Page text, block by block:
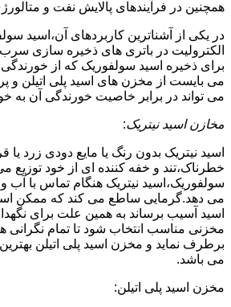
همچنین در فرآیندهای پالایش نفت و
در یکی از آشناترین کاربردهای آن،اسید
الکترولیت در باتری های ذخیره سازی
برای ذخیره اسید سولفوریک که از خورندگی
می بایست از مخزن های اسید پلی اتیلن و
می تواند در برابر خاصیت خورندگی آن به
مخازن اسید نیتریک:
اسید نیتریک بدون رنگ یا مایع دودی زرد
خطرناک،تند و خفه کننده ای از خود توزیع
سولفوریک،اسید نیتریک هنگام تماس با آب
می دهد.گرمایی ساطع می کند که ممکن
اسید آسیب برساند به همین علت برای
مخزنی مناسب انتخاب شود تا تمام نگرانی
برطرف نماید و مخزن اسید پلی اتیلن
می باشد.
مخزن اسید پلی اتیلن: